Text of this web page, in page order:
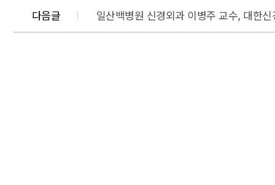
다음글 일산백병원 신경외과 이병주 교수, 대한신